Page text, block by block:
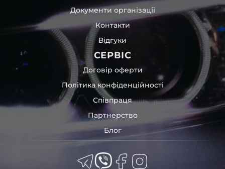
Документи організації
Контакти
Відгуки
СЕРВІС
Договір оферти
Політика конфіденційності
Співпраця
Партнерство
Блог